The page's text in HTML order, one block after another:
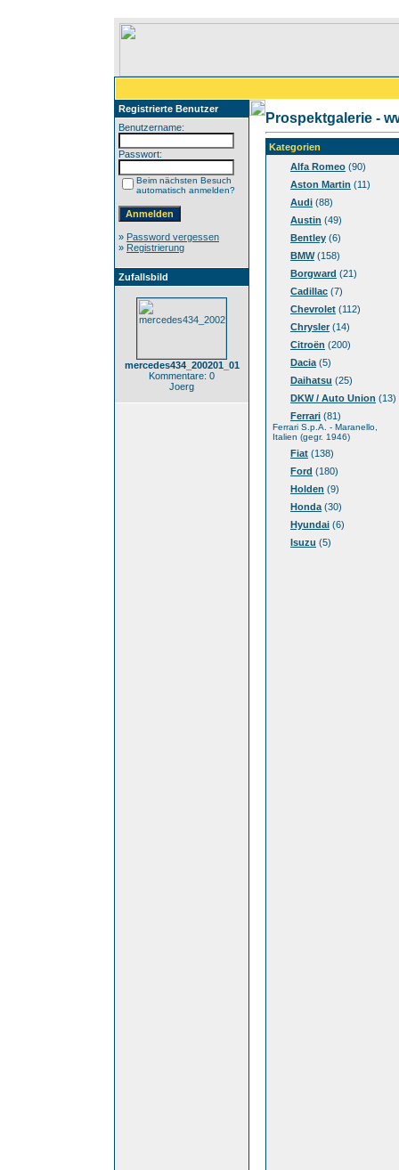
Registrierte Benutzer
Benutzername:
Passwort:
Beim nächsten Besuch
automatisch anmelden?
» Password vergessen
» Registrierung
Zufallsbild
mercedes434_200201_01
Kommentare: 0
Joerg
Prospektgalerie -
Kategorien
Alfa Romeo (90)
Aston Martin (11)
Audi (88)
Austin (49)
Bentley (6)
BMW(158)
Borgward (21)
Cadillac (7)
Chevrolet (112)
Chrysler(14)
Citroën (200)
Dacia (5)
Daihatsu (25)
DKW / Auto Union (13)
Ferrari (81)
Ferrari S.p.A. - Maranello,
Italien (gegr. 1946)
Fiat (138)
Ford (180)
Holden (9)
Honda (30)
Hyundai (6)
Isuzu (5)